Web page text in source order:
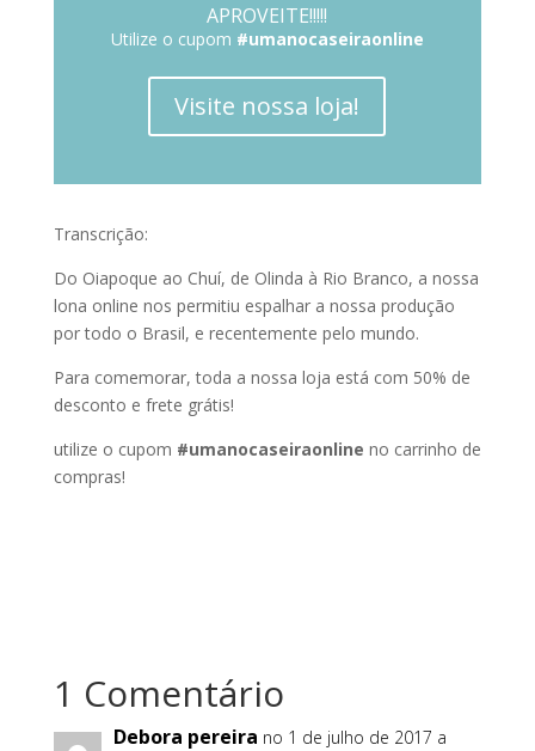
APROVEITE!!!!!
Utilize o cupom #umanocaseiraonline
Visite nossa loja!
Transcrição:
Do Oiapoque ao Chuí, de Olinda à Rio Branco, a nossa
lona online nos permitiu espalhar a nossa produção
por todo o Brasil, e recentemente pelo mundo.
Para comemorar, toda a nossa loja está com 50% de
desconto e frete grátis!
utilize o cupom #umanocaseiraonline no carrinho de
compras!
1 Comentário
Debora pereira no 1 de julho de 2017 a